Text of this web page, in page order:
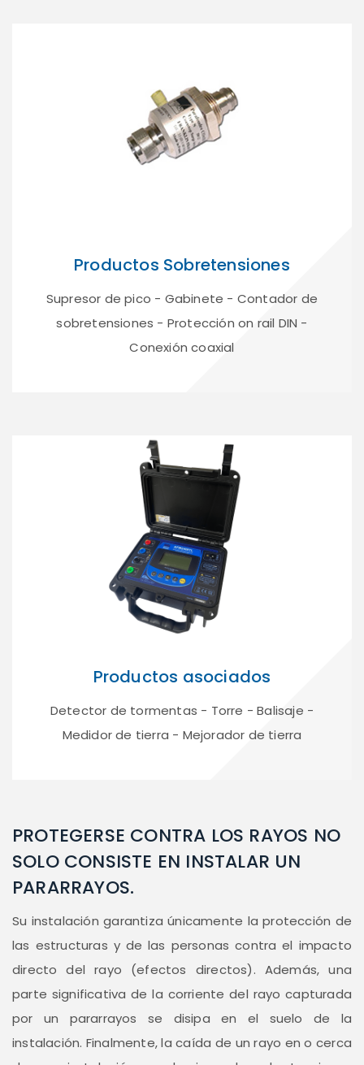
Productos Sobretensiones
Supresor de pico - Gabinete - Contador de
sobretensiones - Protección on rail DIN -
Conexión coaxial
Productos asociados
Detector de tormentas - Torre - Balisaje -
Medidor de tierra - Mejorador de tierra
PROTEGERSE CONTRA LOS RAYOS NO
SOLO CONSISTE EN INSTALAR UN
PARARRAYOS.
Su instalación garantiza únicamente la protección de
las estructuras y de las personas contra el impacto
directo del rayo (efectos directos). Además, una
parte significativa de la corriente del rayo capturada
por un pararrayos se disipa en el suelo de la
instalación. Finalmente, la caída de un rayo en o cerca